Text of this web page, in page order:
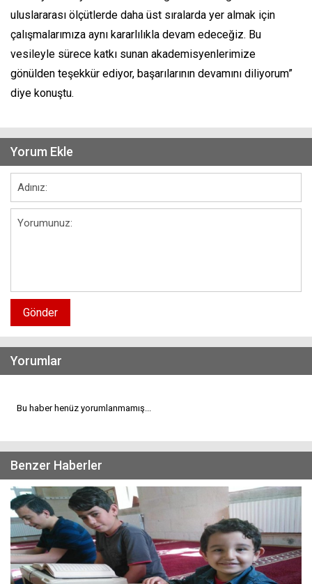
uluslararası ölçütlerde daha üst sıralarda yer almak için
çalışmalarımıza aynı kararlılıkla devam edeceğiz. Bu
vesileyle sürece katkı sunan akademisyenlerimize
gönülden teşekkür ediyor, başarılarının devamını diliyorum”
diye konuştu.
Yorum Ekle
Gönder
Yorumlar
Bu haber henüz yorumlanmamış...
Benzer Haberler